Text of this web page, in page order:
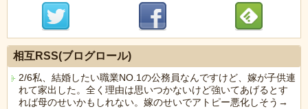
相互RSS(ブログロール)
2/6私、結婚したい職業NO.1の公務員なんですけど、嫁が子供連
れて家出した。全く理由は思いつかないけど強いてあげるとす
れば母のせいかもしれない。嫁のせいでアトピー悪化しそう→